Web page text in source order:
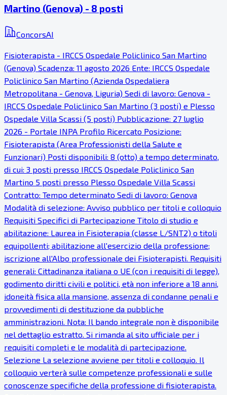
Martino (Genova) - 8 posti
ConcorsAI
Fisioterapista - IRCCS Ospedale Policlinico San Martino
(Genova) Scadenza: 11 agosto 2026 Ente: IRCCS Ospedale
Policlinico San Martino (Azienda Ospedaliera
Metropolitana - Genova, Liguria) Sedi di lavoro: Genova -
IRCCS Ospedale Policlinico San Martino (3 posti) e Plesso
Ospedale Villa Scassi (5 posti) Pubblicazione: 27 luglio
2026 - Portale INPA Profilo Ricercato Posizione:
Fisioterapista (Area Professionisti della Salute e
Funzionari) Posti disponibili: 8 (otto) a tempo determinato,
di cui: 3 posti presso IRCCS Ospedale Policlinico San
Martino 5 posti presso Plesso Ospedale Villa Scassi
Contratto: Tempo determinato Sedi di lavoro: Genova
Modalità di selezione: Avviso pubblico per titoli e colloquio
Requisiti Specifici di Partecipazione Titolo di studio e
abilitazione: Laurea in Fisioterapia (classe L/SNT2) o titoli
equipollenti; abilitazione all'esercizio della professione;
iscrizione all'Albo professionale dei Fisioterapisti. Requisiti
generali: Cittadinanza italiana o UE (con i requisiti di legge),
godimento diritti civili e politici, età non inferiore a 18 anni,
idoneità fisica alla mansione, assenza di condanne penali e
provvedimenti di destituzione da pubbliche
amministrazioni. Nota: Il bando integrale non è disponibile
nel dettaglio estratto. Si rimanda al sito ufficiale per i
requisiti completi e le modalità di partecipazione.
Selezione La selezione avviene per titoli e colloquio. Il
colloquio verterà sulle competenze professionali e sulle
conoscenze specifiche della professione di fisioterapista.